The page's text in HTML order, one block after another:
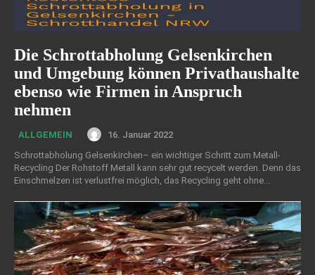
Die Schrottabholung Gelsenkirchen
und Umgebung können Privathaushalte
ebenso wie Firmen in Anspruch
nehmen
ALLGEMEIN
16. Januar 2022
Schrottabholung Gelsenkirchen– ein wichtiger Schritt zum Metall-
Recycling Der Rohstoff Metall kann sehr gut recycelt werden. Denn das
Einschmelzen ist verlustfrei möglich, das Recycling geht ohne...